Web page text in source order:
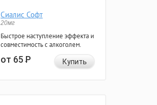
Сиалис Софт
20мг
Быстрое наступление эффекта и
совместимость с алкоголем.
от 65Р Купить